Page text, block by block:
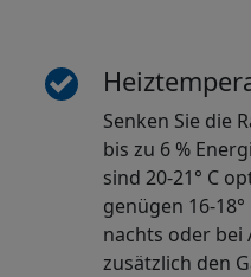
Senken Sie die
bis zu 6 %
sind 20-21° C
genügen 16-
nachts oder bei
zusätzlich den